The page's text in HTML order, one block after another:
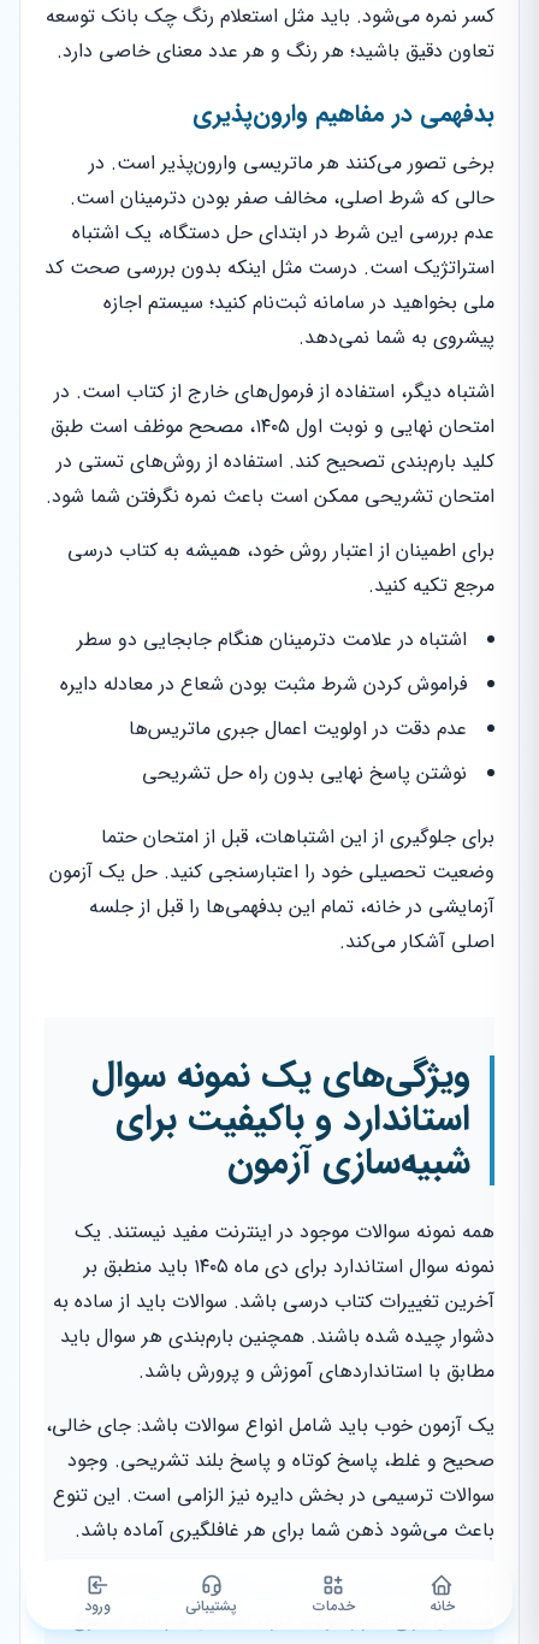
کسر نمره می‌شود. باید مثل استعلام رنگ چک بانک توسعه
تعاون دقیق باشید؛ هر رنگ و هر عدد معنای خاصی دارد.
بدفهمی در مفاهیم وارون‌پذیری
برخی تصور می‌کنند هر ماتریسی وارون‌پذیر است. در
حالی که شرط اصلی، مخالف صفر بودن دترمینان است.
عدم بررسی این شرط در ابتدای حل دستگاه، یک اشتباه
استراتژیک است. درست مثل اینکه بدون بررسی صحت کد
ملی بخواهید در سامانه ثبت‌نام کنید؛ سیستم اجازه
پیشروی به شما نمی‌دهد.
اشتباه دیگر، استفاده از فرمول‌های خارج از کتاب است. در
امتحان نهایی و نوبت اول ۱۴۰۵، مصحح موظف است طبق
کلید بارم‌بندی تصحیح کند. استفاده از روش‌های تستی در
امتحان تشریحی ممکن است باعث نمره نگرفتن شما شود.
برای اطمینان از اعتبار روش خود، همیشه به کتاب درسی
مرجع تکیه کنید.
اشتباه در علامت دترمینان هنگام جابجایی دو سطر
فراموش کردن شرط مثبت بودن شعاع در معادله دایره
عدم دقت در اولویت اعمال جبری ماتریس‌ها
نوشتن پاسخ نهایی بدون راه حل تشریحی
برای جلوگیری از این اشتباهات، قبل از امتحان حتما
وضعیت تحصیلی خود را اعتبارسنجی کنید. حل یک آزمون
آزمایشی در خانه، تمام این بدفهمی‌ها را قبل از جلسه
اصلی آشکار می‌کند.
ویژگی‌های یک نمونه سوال
استاندارد و باکیفیت برای
شبیه‌سازی آزمون
همه نمونه سوالات موجود در اینترنت مفید نیستند. یک
نمونه سوال استاندارد برای دی ماه ۱۴۰۵ باید منطبق بر
آخرین تغییرات کتاب درسی باشد. سوالات باید از ساده به
دشوار چیده شده باشند. همچنین بارم‌بندی هر سوال باید
مطابق با استانداردهای آموزش و پرورش باشد.
یک آزمون خوب باید شامل انواع سوالات باشد: جای خالی،
صحیح و غلط، پاسخ کوتاه و پاسخ بلند تشریحی. وجود
سوالات ترسیمی در بخش دایره نیز الزامی است. این تنوع
باعث می‌شود ذهن شما برای هر غافلگیری آماده باشد.
درست مثل
سامانه نوبت دهی تعویض پلاک
که مراحل
مختلفی برای احراز هویت دارد، امتحان هم باید سطوح
خانه خدمات پشتیبانی ورود